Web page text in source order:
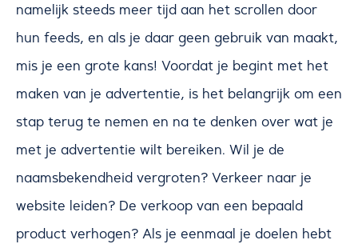
namelijk steeds meer tijd aan het scrollen door
hun feeds, en als je daar geen gebruik van maakt,
mis je een grote kans! Voordat je begint met het
maken van je advertentie, is het belangrijk om een
stap terug te nemen en na te denken over wat je
met je advertentie wilt bereiken. Wil je de
naamsbekendheid vergroten? Verkeer naar je
website leiden? De verkoop van een bepaald
product verhogen? Als je eenmaal je doelen hebt